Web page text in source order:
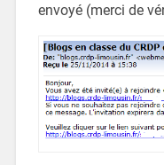
envoyé (merci de